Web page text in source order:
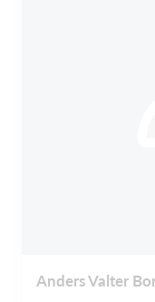
Anders Valter